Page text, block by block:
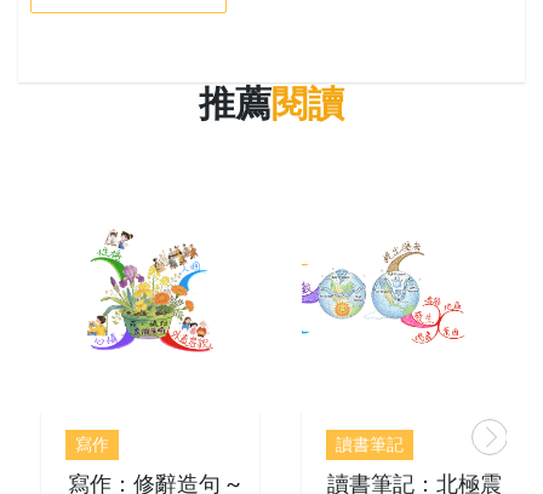
推薦閱讀
寫作
寫作：修辭造句 ~
讀書筆記
讀書筆記：北極震